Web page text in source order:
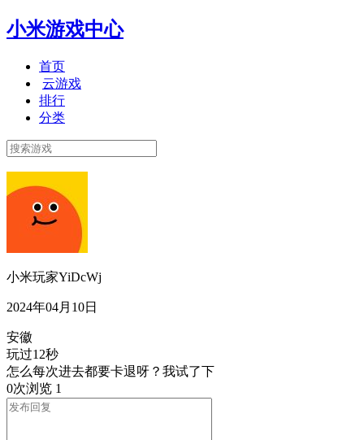
小米游戏中心
首页
云游戏
排行
分类
小米玩家YiDcWj
2024年04月10日
安徽
玩过12秒
怎么每次进去都要卡退呀？我试了下
0次浏览 1